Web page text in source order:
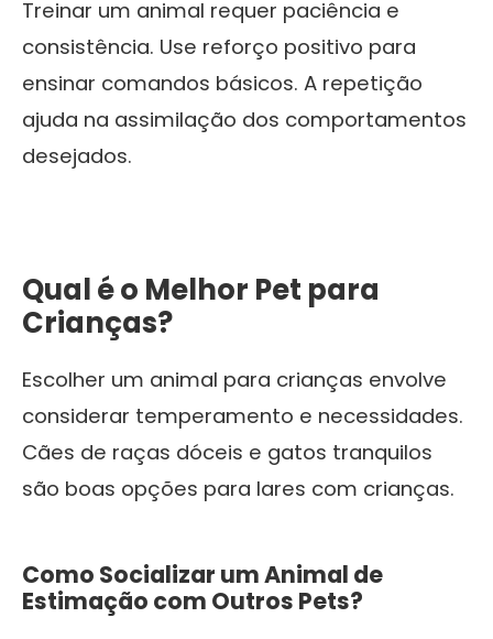
Treinar um animal requer paciência e
consistência. Use reforço positivo para
ensinar comandos básicos. A repetição
ajuda na assimilação dos comportamentos
desejados.
Qual é o Melhor Pet para
Crianças?
Escolher um animal para crianças envolve
considerar temperamento e necessidades.
Cães de raças dóceis e gatos tranquilos
são boas opções para lares com crianças.
Como Socializar um Animal de
Estimação com Outros Pets?